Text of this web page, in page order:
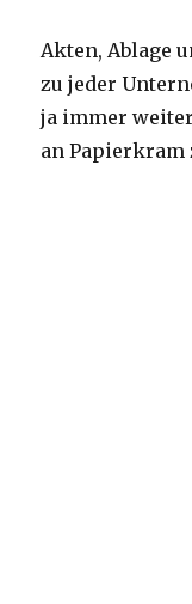
Akten, Ablage
zu jeder
ja immer
an Papierkram